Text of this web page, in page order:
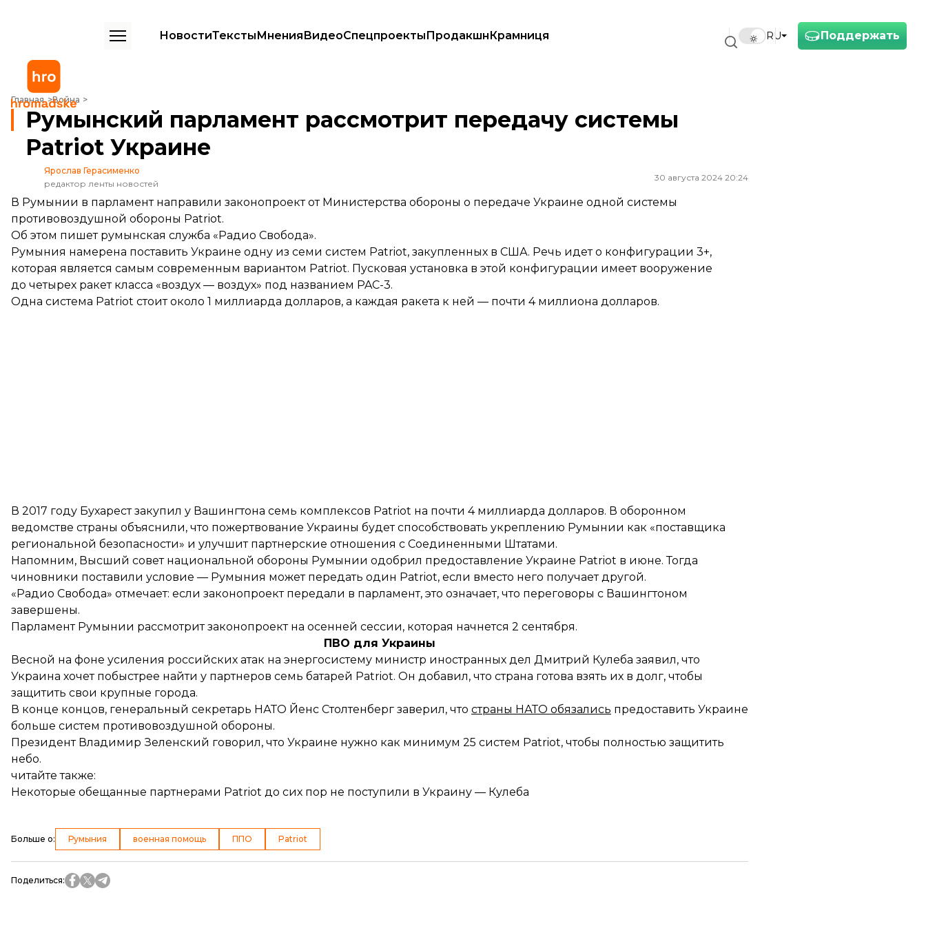
Поддержать
RU
НовостиТекстыМненияВидеоСпецпроектыПродакшнКрамниця
Главная Война
Румынский парламент рассмотрит передачу системы Patriot Украине
Румынский парламент рассмотрит передачу системы
Patriot Украине
Ярослав Герасименко
редактор ленты новостей
30 августа 2024 20:24
В Румынии в парламент направили законопроект от Министерства обороны о передаче Украине одной системы
противовоздушной обороны Patriot.
Об этом пишетрумынская служба «Радио Свобода».
Румыния намерена поставить Украине одну из семи систем Patriot, закупленных в США. Речь идет о конфигурации 3+,
которая является самым современным вариантом Patriot. Пусковая установка в этой конфигурации имеет вооружение
до четырех ракет класса «воздух — воздух» под названием PAC-3.
Одна система Patriot стоит около 1 миллиарда долларов, а каждая ракета к ней — почти 4 миллиона долларов.
В 2017 году Бухарест закупил у Вашингтона семь комплексов Patriot на почти 4 миллиарда долларов. В оборонном
ведомстве страны объяснили, что пожертвование Украины будет способствовать укреплению Румынии как «поставщика
региональной безопасности» и улучшит партнерские отношения с Соединенными Штатами.
Напомним, Высший совет национальной обороны Румынии одобрил предоставление Украине Patriot в июне. Тогда
чиновники поставили условие — Румыния может передать один Patriot, если вместо него получает другой.
«Радио Свобода» отмечает: если законопроект передали в парламент, это означает, что переговоры с Вашингтоном
завершены.
Парламент Румынии рассмотрит законопроект на осенней сессии, которая начнется 2 сентября.
ПВО для Украины
Весной на фоне усиления российских атак на энергосистему министр иностранных дел Дмитрий Кулеба заявил, что
Украина хочет побыстрее найти у партнеров семь батарей Patriot. Он добавил, что страна готова взять их в долг, чтобы
защитить свои крупные города.
В конце концов, генеральный секретарь НАТО Йенс Столтенберг заверил, что страны НАТО обязались предоставить Украине
больше систем противовоздушной обороны.
Президент Владимир Зеленский говорил, что Украине нужно как минимум 25 систем Patriot, чтобы полностью защитить
небо.
читайте также:
Некоторые обещанные партнерами Patriot до сих пор не поступили в Украину — Кулеба
Больше о: Румыния военная помощь ППО Patriot
Поделиться: